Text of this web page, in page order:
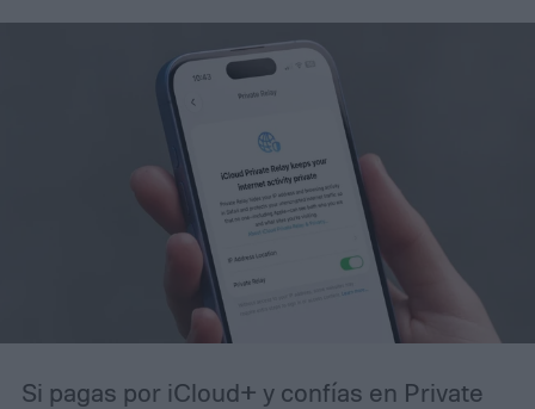
Si pagas por iCloud+ y confías en Private